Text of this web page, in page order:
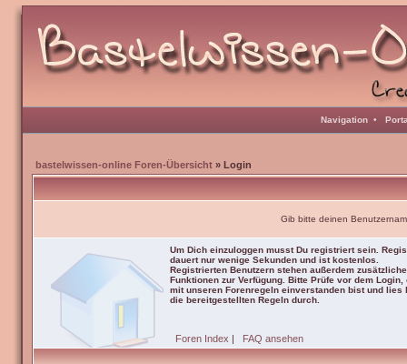
Navigation •
bastelwissen-online Foren-Übersicht » Login
Gib bitte deinen
Um Dich einzuloggen musst Du registriert sein.
dauert nur wenige Sekunden und ist kostenlos.
Registrierten Benutzern stehen außerdem zusätzliche
Funktionen zur Verfügung. Bitte Prüfe vor dem Login,
mit unseren Forenregeln einverstanden bist und lies
die bereitgestellten Regeln durch.
Foren Index | FAQ ansehen